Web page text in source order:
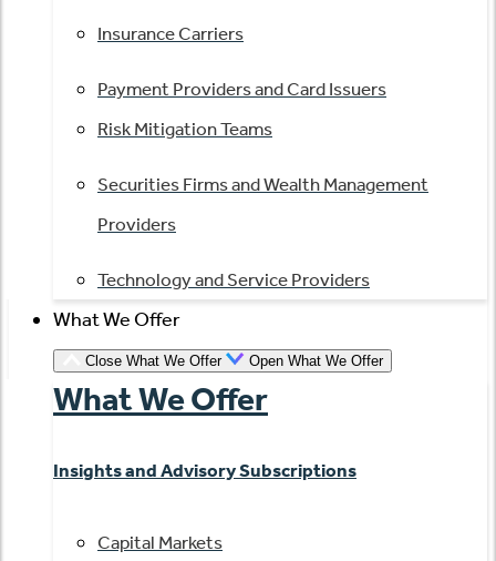
Insurance Carriers
Payment Providers and Card Issuers
Risk Mitigation Teams
Securities Firms and Wealth Management
Providers
Technology and Service Providers
What We Offer
Close What We Offer Open What We Offer
What We Offer
Insights and Advisory Subscriptions
Capital Markets